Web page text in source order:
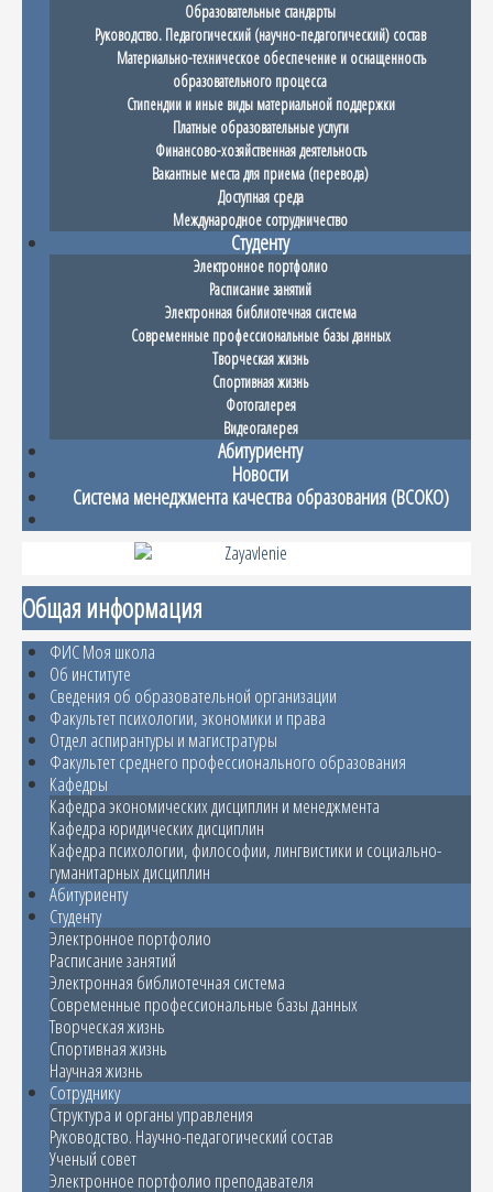
Образовательные стандарты
Руководство. Педагогический (научно-педагогический) состав
Материально-техническое обеспечение и оснащенность
образовательного процесса
Стипендии и иные виды материальной поддержки
Платные образовательные услуги
Финансово-хозяйственная деятельность
Вакантные места для приема (перевода)
Доступная среда
Международное сотрудничество
Студенту
Электронное портфолио
Расписание занятий
Электронная библиотечная система
Современные профессиональные базы данных
Творческая жизнь
Спортивная жизнь
Фотогалерея
Видеогалерея
Абитуриенту
Новости
Система менеджмента качества образования (ВСОКО)
Общая информация
ФИС Моя школа
Об институте
Сведения об образовательной организации
Факультет психологии, экономики и права
Отдел аспирантуры и магистратуры
Факультет среднего профессионального образования
Кафедры
Кафедра экономических дисциплин и менеджмента
Кафедра юридических дисциплин
Кафедра психологии, философии, лингвистики и социально-
гуманитарных дисциплин
Абитуриенту
Студенту
Электронное портфолио
Расписание занятий
Электронная библиотечная система
Современные профессиональные базы данных
Творческая жизнь
Спортивная жизнь
Научная жизнь
Сотруднику
Структура и органы управления
Руководство. Научно-педагогический состав
Ученый совет
Электронное портфолио преподавателя